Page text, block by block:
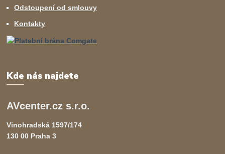
Odstoupení od smlouvy
Kontakty
Kde nás najdete
AVcenter.cz s.r.o.
Vinohradská 1597/174
130 00 Praha 3